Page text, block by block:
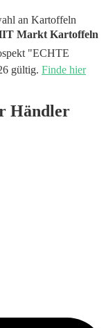
an Kartoffeln
Markt Kartoffeln
"ECHTE
gültig. Finde hier
Händler